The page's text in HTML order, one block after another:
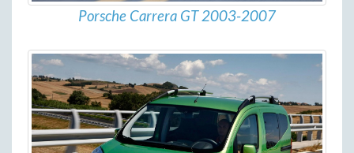
Porsche Carrera GT 2003-2007